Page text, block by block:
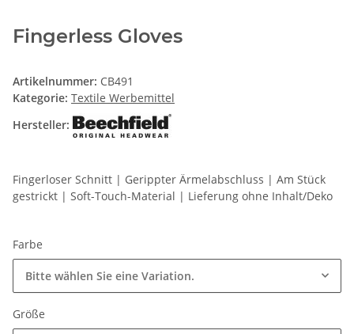
Fingerless Gloves
Artikelnummer: CB491
Kategorie: Textile Werbemittel
Hersteller:
Fingerloser Schnitt | Gerippter Ärmelabschluss | Am Stück
gestrickt | Soft-Touch-Material | Lieferung ohne Inhalt/Deko
Farbe
Bitte wählen Sie eine Variation.
Größe